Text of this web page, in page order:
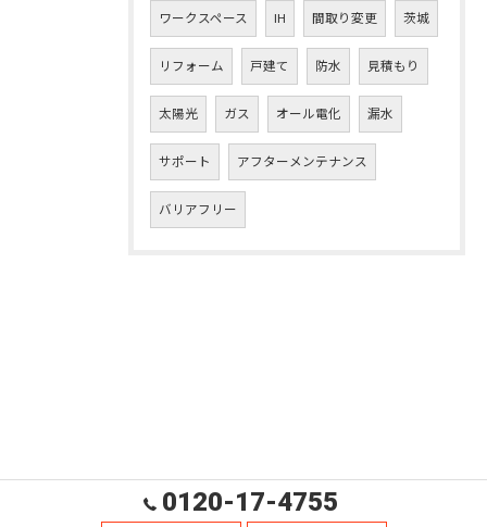
ワークスペース IH 間取り変更 茨城
リフォーム 戸建て 防水 見積もり
太陽光 ガス オール電化 漏水
サポート アフターメンテナンス
バリアフリー
0120-17-4755